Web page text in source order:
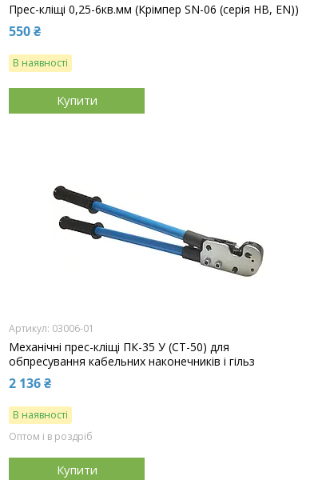
Прес-кліщі 0,25-6кв.мм (Крімпер SN-06 (серія HB, EN))
550 ₴
В наявності
Купити
03006-01
Механічні прес-кліщі ПК-35 У (СТ-50) для
обпресування кабельних наконечників і гільз
2 136 ₴
В наявності
Оптом і в роздріб
Купити